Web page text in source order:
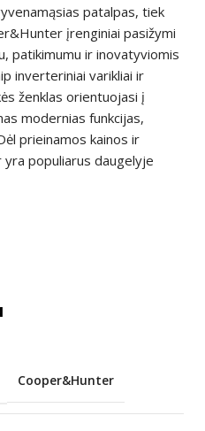
patalpas, tiek
įrenginiai pasižymi
patikimumu ir inovatyviomis
inverteriniai varikliai ir
ženklas orientuojasi į
modernias funkcijas,
prieinamos kainos ir
populiarus daugelyje
Cooper&Hunter